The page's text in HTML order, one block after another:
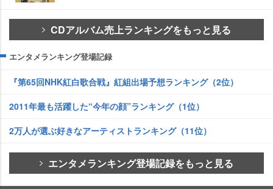
CDアルバム売上ランキングをもっと見る
エンタメランキング登場記録
『第65回NHK紅白歌合戦』紅組出場予想ランキング（2位）
2011年最も活躍した“今年の顔”ランキング（1位）
2万人が選ぶ好きなアーティストランキング（11位）
エンタメランキング登場記録をもっと見る